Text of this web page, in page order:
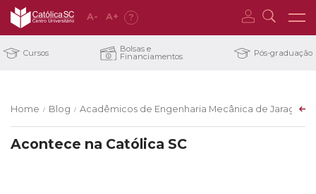
A- A+ ?
Cursos Bolsas e
Financiamentos Pós-graduação
Home / Blog / Acadêmicos de Engenharia Mecânica de Jaraguá
Acontece na Católica SC